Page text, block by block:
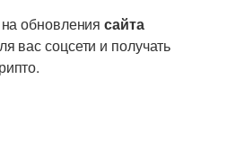
на обновлениясайта
вас соцсети и получать